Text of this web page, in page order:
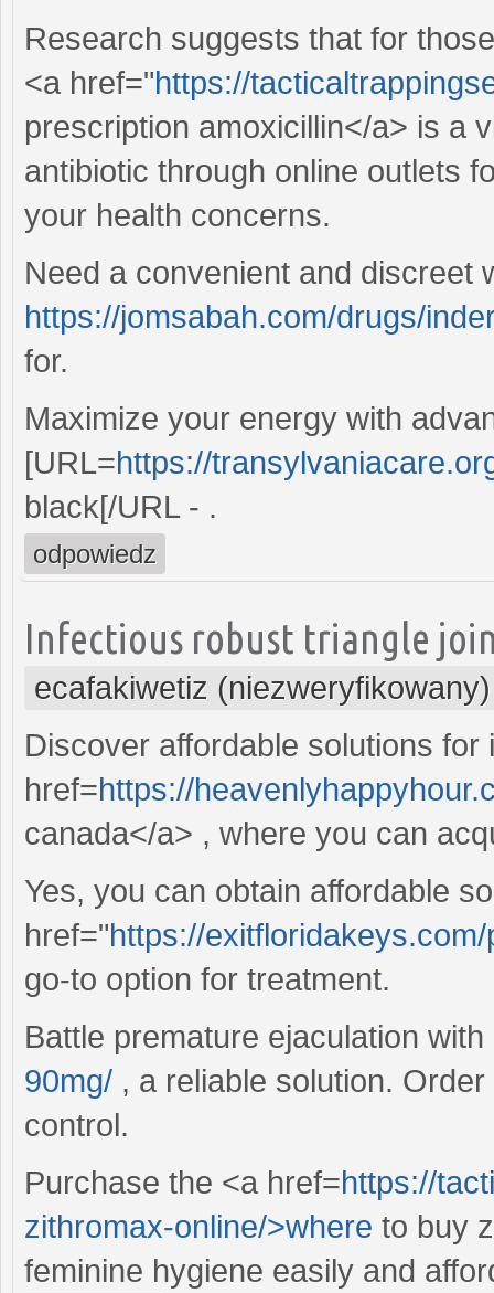
Research suggests that for
<a href="https://
prescription amoxicillin</a> is a
antibiotic through online outlets
your health concerns.
Need a convenient and discreet
https://jomsabah.com/drugs/
for.
Maximize your energy with
[URL=https://
black[/URL - .
odpowiedz
Infectious robust triangle
ecafakiwetiz (niezweryfikowany)
Discover affordable solutions
href=https://
canada</a> , where you can
Yes, you can obtain affordable
href="https://
go-to option for treatment.
Battle premature ejaculation with
90mg/ , a reliable solution.
control.
Purchase the <a href=https://
zithromax-online/>where to buy
feminine hygiene easily and